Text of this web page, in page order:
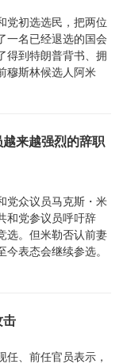
党初选选民，把两位
一名已经退选的国会
得到特朗普背书、拥
穆斯林候选人阿米
来越强烈的辞职
党众议员马克斯・米
和党参议员呼吁辞
选。但米勒否认前妻
今表态会继续参选。
击
任、前任官员表示，